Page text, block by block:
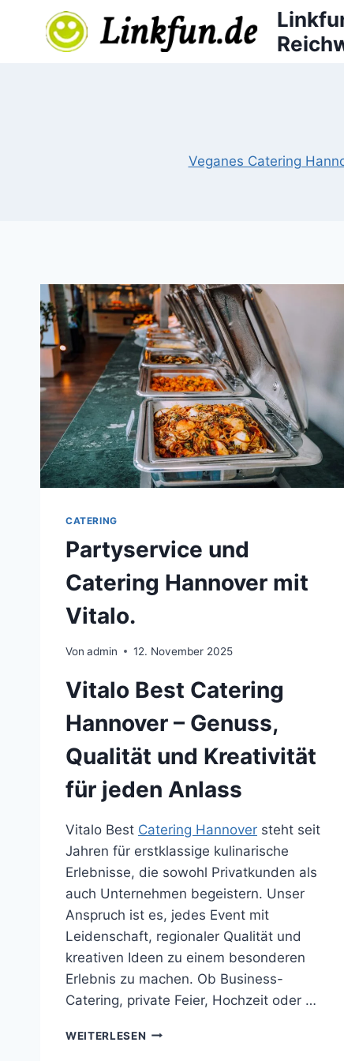
springen
Veganes Catering
CATERING
Partyservice und
Catering Hannover mit
Vitalo.
Von admin 12. November 2025
Vitalo Best Catering
Hannover – Genuss,
Qualität und Kreativität
für jeden Anlass
Vitalo Best Catering Hannover steht seit
Jahren für erstklassige kulinarische
Erlebnisse, die sowohl Privatkunden als
auch Unternehmen begeistern. Unser
Anspruch ist es, jedes Event mit
Leidenschaft, regionaler Qualität und
kreativen Ideen zu einem besonderen
Erlebnis zu machen. Ob Business-
Catering, private Feier, Hochzeit oder …
WEITERLESEN PARTYSERVICE